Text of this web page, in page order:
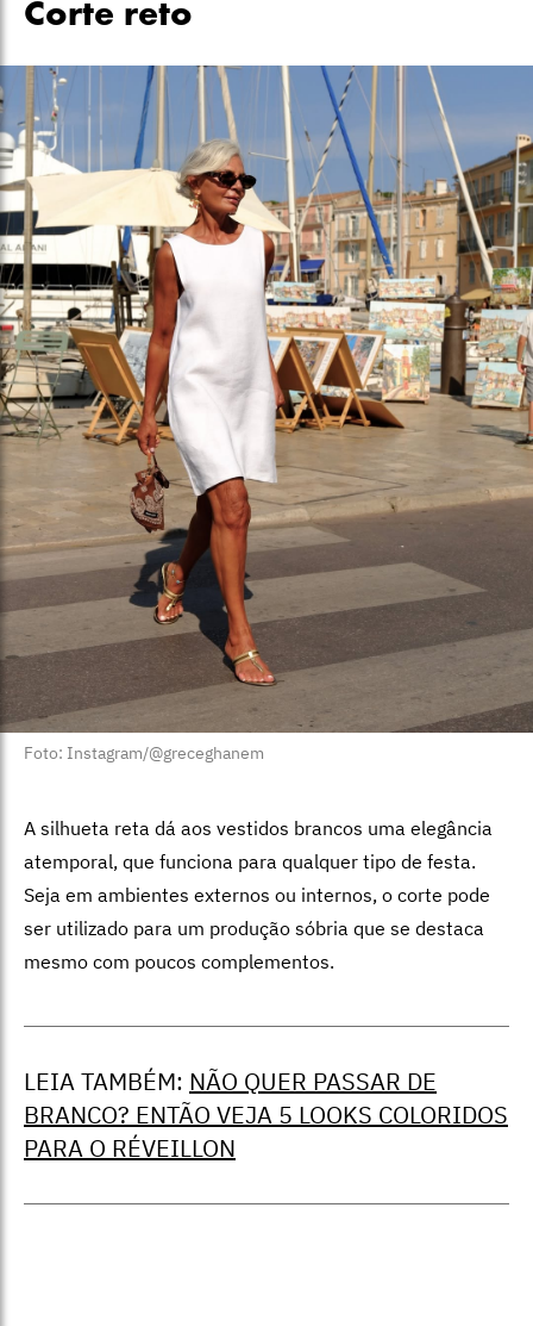
Corte reto
Foto: Instagram/@greceghanem
A silhueta reta dá aos vestidos brancos uma elegância
atemporal, que funciona para qualquer tipo de festa.
Seja em ambientes externos ou internos, o corte pode
ser utilizado para um produção sóbria que se destaca
mesmo com poucos complementos.
LEIA TAMBÉM: NÃO QUER PASSAR DE
BRANCO? ENTÃO VEJA 5 LOOKS COLORIDOS
PARA O RÉVEILLON